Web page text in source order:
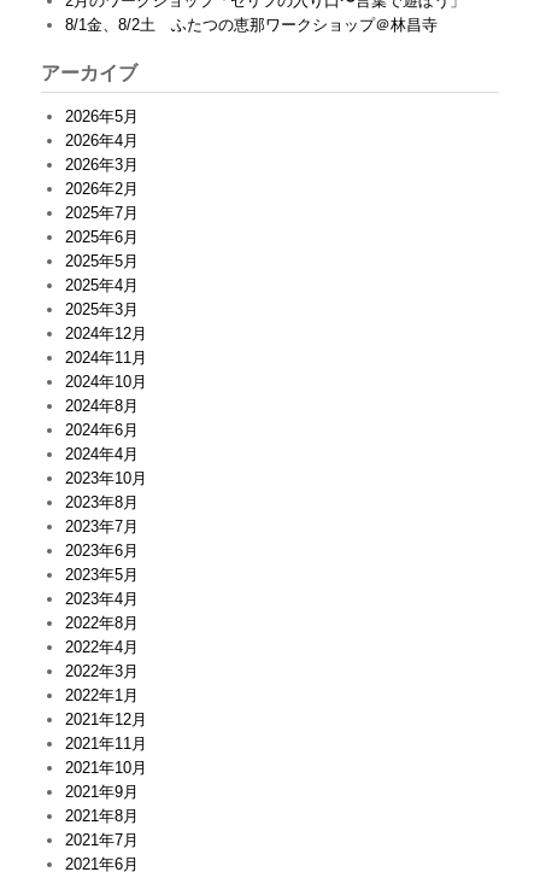
8/1金、8/2土 ふたつの恵那ワークショップ＠林昌寺
アーカイブ
2026年5月
2026年4月
2026年3月
2026年2月
2025年7月
2025年6月
2025年5月
2025年4月
2025年3月
2024年12月
2024年11月
2024年10月
2024年8月
2024年6月
2024年4月
2023年10月
2023年8月
2023年7月
2023年6月
2023年5月
2023年4月
2022年8月
2022年4月
2022年3月
2022年1月
2021年12月
2021年11月
2021年10月
2021年9月
2021年8月
2021年7月
2021年6月